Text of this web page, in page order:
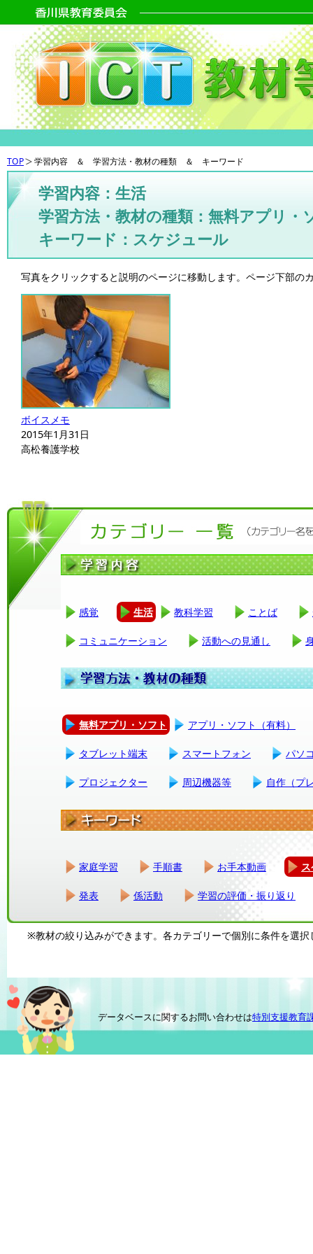
TOP 学習内容 ＆ 学習方法・教材の種類 ＆ キーワード
学習内容：生活
学習方法・教材の種類：無料アプリ・
キーワード：スケジュール
写真をクリックすると説明のページに移動します。ページ下部
ボイスメモ
2015年1月31日
高松養護学校
感覚 生活 教科学習 ことば
コミュニケーション 活動への見通し
無料アプリ・ソフト アプリ・ソフト（有料）
タブレット端末 スマートフォン パソ
プロジェクター 周辺機器等 自作（プ
家庭学習 手順書 お手本動画
発表 係活動 学習の評価・振り返り
※教材の絞り込みができます。各カテゴリーで個別に条件を選択
データベースに関するお問い合わせは特別支援教育